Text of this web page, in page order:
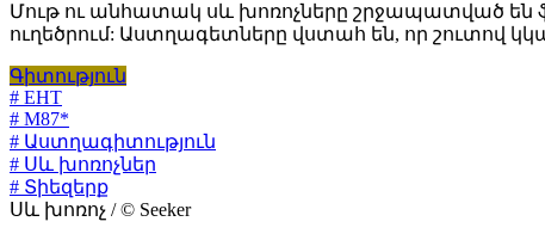
Մութ ու անհատակ սև խոռոչները շրջապատված
ուղեծրում: Աստղագետները վստահ են, որ շուտով
Գիտություն
# EHT
# M87*
# Աստղագիտություն
# Սև խոռոչներ
# Տիեզերք
Սև խոռոչ / © Seeker